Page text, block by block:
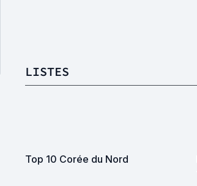
LISTES
Top 10 Corée du Nord